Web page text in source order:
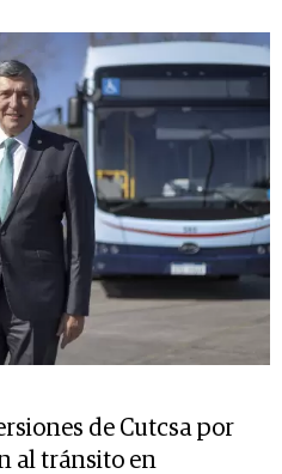
de Cutcsa por
al tránsito en